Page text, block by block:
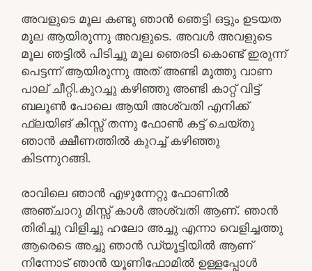
അവളുടെ മൂല കണ്ടു ഞാൻ ഞെട്ടി ഒട്ടും ഉടയത
മൂല ആയിരുന്നു അവളുടെ. അവൾ അവളുടെ
മൂല ഞട്ടിൽ പിടിച്ചു മൂല ഞെരടി കൊണ്ട് ഇരുന്ന്
പെട്ടന്ന് ആയിരുന്നു അത് അണ്ടി മൂത്തു വാണ
പാല് ചീറ്റി.കുറച്ചു കഴിഞ്ഞു അണ്ടി കാറ്റ് വിട്ട്
ബലൂൺ പോലെ ആയി അശ്വതി എനിക്ക്
ഫ്ലയിങ് കിസ്സ് തന്നു ഫോൺ കട്ട്‌ ചെയ്‌തു
ഞാൻ ക്ഷീണത്തിൽ കുറച്ച് കഴിഞ്ഞു
കിടന്നുറങ്ങി.
രാവിലെ ഞാൻ എഴുന്നേറ്റു ഫോണിൽ
അഞ്ചാറു മിസ്സ്‌ കാൾ അശ്വതി ആണ്. ഞാൻ
തിരിച്ചു വിളിച്ചു ഹലോ അച്ചു എന്നാ വെളിച്ചത്തു
ആരെടെ അച്ചു ഞാൻ ഡ്യൂട്ടിയിൽ ആണ്
നിന്നോട് ഞാൻ യൂണിഫോമിൽ ഉള്ളപ്പോൾ